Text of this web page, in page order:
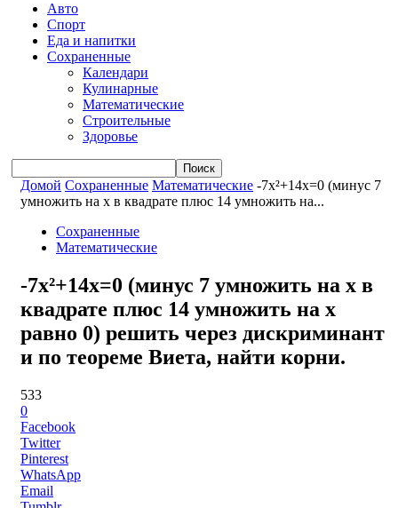
Авто
Спорт
Еда и напитки
Сохраненные
Календари
Кулинарные
Математические
Строительные
Здоровье
Домой Сохраненные Математические -7x²+14x=0 (минус 7
умножить на x в квадрате плюс 14 умножить на...
Сохраненные
Математические
-7x²+14x=0 (минус 7 умножить на x в
квадрате плюс 14 умножить на x
равно 0) решить через дискриминант
и по теореме Виета, найти корни.
533
0
Facebook
Twitter
Pinterest
WhatsApp
Email